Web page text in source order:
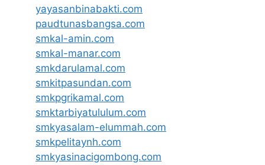
yayasanbinabakti.com
paudtunasbangsa.com
smkal-amin.com
smkal-manar.com
smkdarulamal.com
smkitpasundan.com
smkpgrikamal.com
smktarbiyatululum.com
smkyasalam-elummah.com
smkpelitaynh.com
smkyasinacigombong.com